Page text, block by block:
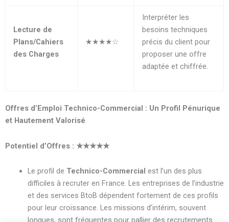
Lecture de
Plans/Cahiers
des Charges
★★★★☆
Interpréter les
besoins techniques
précis du client pour
proposer une offre
adaptée et chiffrée.
Offres d’Emploi Technico-Commercial : Un Profil Pénurique
et Hautement Valorisé
Potentiel d’Offres : ★★★★★
Le profil de Technico-Commercial est l’un des plus
difficiles à recruter en France. Les entreprises de l’industrie
et des services BtoB dépendent fortement de ces profils
pour leur croissance. Les missions d’intérim, souvent